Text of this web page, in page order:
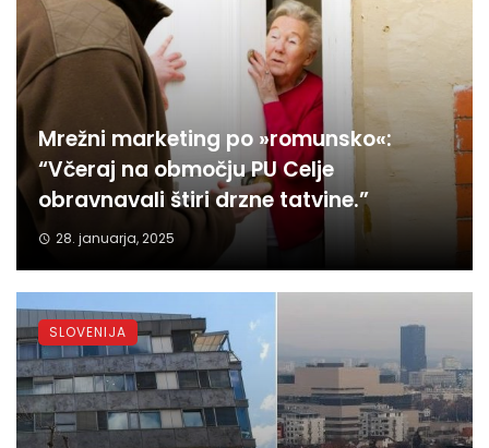
Mrežni marketing po »romunsko«:
“Včeraj na območju PU Celje
obravnavali štiri drzne tatvine.”
28. januarja, 2025
SLOVENIJA